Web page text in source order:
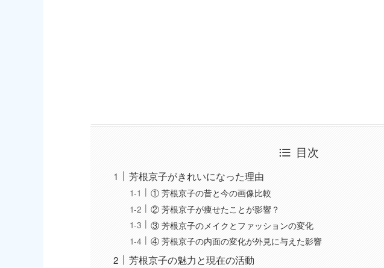
目次
芳根京子がきれいになった理由
① 芳根京子の昔と今の画像比較
② 芳根京子が痩せたことが影響？
③ 芳根京子のメイクとファッションの変化
④ 芳根京子の内面の変化が外見に与えた影響
芳根京子の魅力と現在の活動